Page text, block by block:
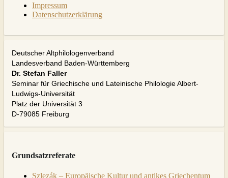
Impressum
Datenschutzerklärung
Deutscher Altphilologenverband
Landesverband Baden-Württemberg
Dr. Stefan Faller
Seminar für Griechische und Lateinische Philologie Albert-
Ludwigs-Universität
Platz der Universität 3
D-79085 Freiburg
Grundsatzreferate
Szlezák – Europäische Kultur und antikes Griechentum